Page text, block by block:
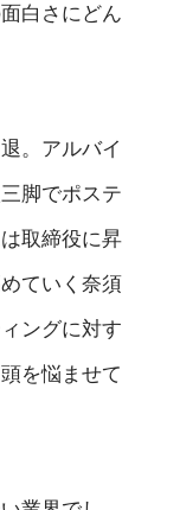
白さにどん
。アルバイ
脚でポステ
取締役に昇
ていく奈須
ングに対す
を悩ませて